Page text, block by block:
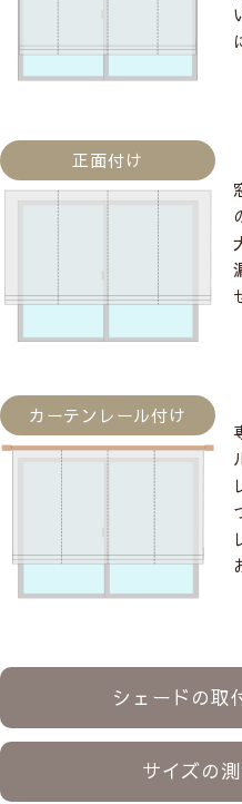
正面付け
カーテンレール付け
シェードの取
サイズの